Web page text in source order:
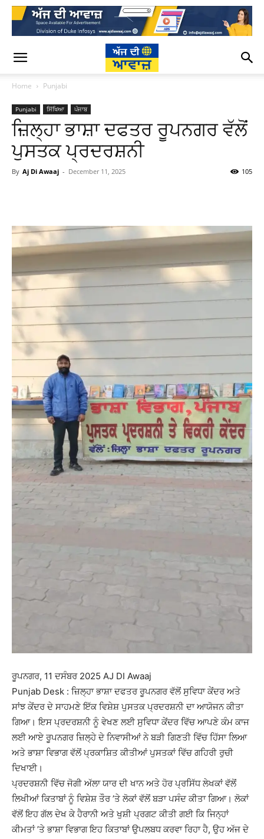
Home Punjabi
Punjabi ਸਿੱਖਿਆ ਪੰਜਾਬ
ਜ਼ਿਲ੍ਹਾ ਭਾਸ਼ਾ ਦਫਤਰ ਰੂਪਨਗਰ ਵੱਲੋਂ
ਪੁਸਤਕ ਪ੍ਰਦਰਸ਼ਨੀ
By Aj Di Awaaj - December 11, 2025 105
ਰੂਪਨਗਰ, 11 ਦਸੰਬਰ 2025 AJ DI Awaaj
Punjab Desk : ਜ਼ਿਲ੍ਹਾ ਭਾਸ਼ਾ ਦਫਤਰ ਰੂਪਨਗਰ ਵੱਲੋਂ ਸੁਵਿਧਾ ਕੇਂਦਰ ਅਤੇ
ਸਾਂਝ ਕੇਂਦਰ ਦੇ ਸਾਹਮਣੇ ਇੱਕ ਵਿਸ਼ੇਸ਼ ਪੁਸਤਕ ਪ੍ਰਦਰਸ਼ਨੀ ਦਾ ਆਯੋਜਨ ਕੀਤਾ
ਗਿਆ। ਇਸ ਪ੍ਰਦਰਸ਼ਨੀ ਨੂੰ ਵੇਖਣ ਲਈ ਸੁਵਿਧਾ ਕੇਂਦਰ ਵਿੱਚ ਆਪਣੇ ਕੰਮ ਕਾਜ
ਲਈ ਆਏ ਰੂਪਨਗਰ ਜ਼ਿਲ੍ਹੇ ਦੇ ਨਿਵਾਸੀਆਂ ਨੇ ਬੜੀ ਗਿਣਤੀ ਵਿੱਚ ਹਿੱਸਾ ਲਿਆ
ਅਤੇ ਭਾਸ਼ਾ ਵਿਭਾਗ ਵੱਲੋਂ ਪ੍ਰਕਾਸ਼ਿਤ ਕੀਤੀਆਂ ਪੁਸਤਕਾਂ ਵਿੱਚ ਗਹਿਰੀ ਰੁਚੀ
ਦਿਖਾਈ।
ਪ੍ਰਦਰਸ਼ਨੀ ਵਿੱਚ ਜੋਗੀ ਅੱਲਾ ਯਾਰ ਦੀ ਖਾਨ ਅਤੇ ਹੋਰ ਪ੍ਰਸਿੱਧ ਲੇਖਕਾਂ ਵੱਲੋਂ
ਲਿਖੀਆਂ ਕਿਤਾਬਾਂ ਨੂੰ ਵਿਸ਼ੇਸ਼ ਤੌਰ ’ਤੇ ਲੋਕਾਂ ਵੱਲੋਂ ਬੜਾ ਪਸੰਦ ਕੀਤਾ ਗਿਆ। ਲੋਕਾਂ
ਵੱਲੋਂ ਇਹ ਗੱਲ ਦੇਖ ਕੇ ਹੈਰਾਨੀ ਅਤੇ ਖੁਸ਼ੀ ਪ੍ਰਗਟ ਕੀਤੀ ਗਈ ਕਿ ਜਿਨ੍ਹਾਂ
ਕੀਮਤਾਂ ’ਤੇ ਭਾਸ਼ਾ ਵਿਭਾਗ ਇਹ ਕਿਤਾਬਾਂ ਉਪਲਬਧ ਕਰਵਾ ਰਿਹਾ ਹੈ, ਉਹ ਅੱਜ ਦੇ